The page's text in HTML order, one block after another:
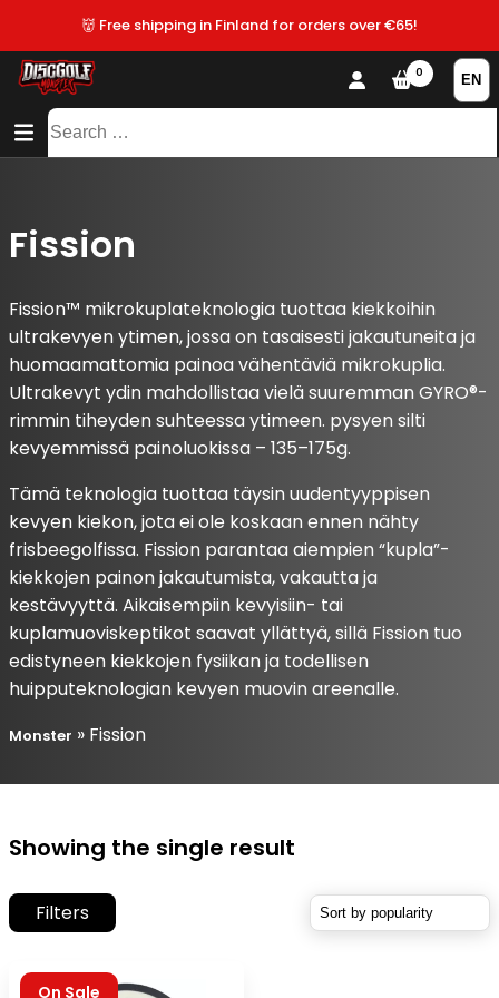
👹 Free shipping in Finland for orders over €65!
CONTENT
SITEMAP
Search
0
Fission
Fission™ mikrokuplateknologia tuottaa kiekkoihin
ultrakevyen ytimen, jossa on tasaisesti jakautuneita ja
huomaamattomia painoa vähentäviä mikrokuplia.
Ultrakevyt ydin mahdollistaa vielä suuremman GYRO®-
rimmin tiheyden suhteessa ytimeen. pysyen silti
kevyemmissä painoluokissa – 135–175g.
Tämä teknologia tuottaa täysin uudentyyppisen
kevyen kiekon, jota ei ole koskaan ennen nähty
frisbeegolfissa. Fission parantaa aiempien “kupla”-
kiekkojen painon jakautumista, vakautta ja
kestävyyttä. Aikaisempiin kevyisiin- tai
kuplamuoviskeptikot saavat yllättyä, sillä Fission tuo
edistyneen kiekkojen fysiikan ja todellisen
huipputeknologian kevyen muovin areenalle.
Monster » Fission
Showing the single result
Filters
On Sale